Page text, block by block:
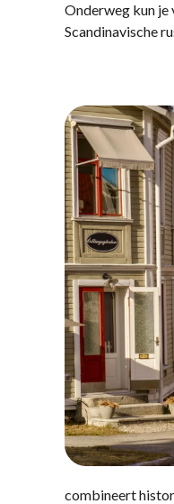
Onderweg kun je
Scandinavische
combineert